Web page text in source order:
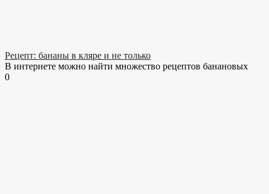
Рецепт: бананы в кляре и не только
В интернете можно найти множество рецептов банановых
0